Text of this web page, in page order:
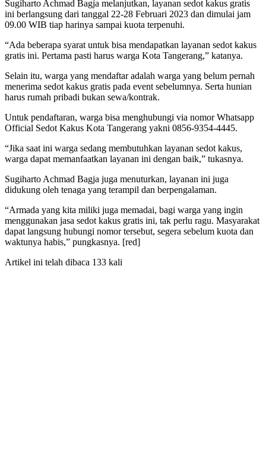
Sugiharto Achmad Bagja melanjutkan, layanan sedot kakus gratis
ini berlangsung dari tanggal 22-28 Februari 2023 dan dimulai jam
09.00 WIB tiap harinya sampai kuota terpenuhi.
“Ada beberapa syarat untuk bisa mendapatkan layanan sedot kakus
gratis ini. Pertama pasti harus warga Kota Tangerang,” katanya.
Selain itu, warga yang mendaftar adalah warga yang belum pernah
menerima sedot kakus gratis pada event sebelumnya. Serta hunian
harus rumah pribadi bukan sewa/kontrak.
Untuk pendaftaran, warga bisa menghubungi via nomor Whatsapp
Official Sedot Kakus Kota Tangerang yakni 0856-9354-4445.
“Jika saat ini warga sedang membutuhkan layanan sedot kakus,
warga dapat memanfaatkan layanan ini dengan baik,” tukasnya.
Sugiharto Achmad Bagja juga menuturkan, layanan ini juga
didukung oleh tenaga yang terampil dan berpengalaman.
“Armada yang kita miliki juga memadai, bagi warga yang ingin
menggunakan jasa sedot kakus gratis ini, tak perlu ragu. Masyarakat
dapat langsung hubungi nomor tersebut, segera sebelum kuota dan
waktunya habis,” pungkasnya. [red]
Artikel ini telah dibaca 133 kali